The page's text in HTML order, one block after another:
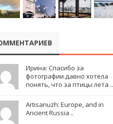
Ирина: Спасибо за
фотографии.давно хотела
понять, что за птицы лета ..
Artisanuzh: Europe, and in
Ancient Russia ..